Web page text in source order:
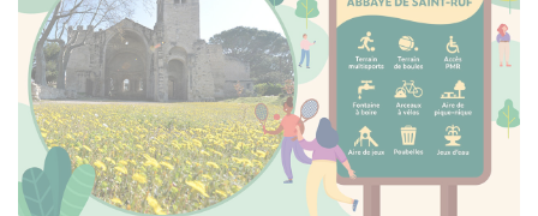
Facebook
Twitter